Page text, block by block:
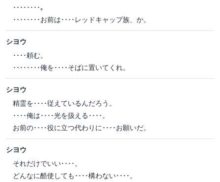
････････。
････････お前は････レッドキャップ族、か。
シヨウ
････頼む。
････････俺を････そばに置いてくれ。
シヨウ
精霊を････従えているんだろう。
････俺は････光を扱える････。
お前の････役に立つ代わりに････お願いだ。
シヨウ
それだけでいい････。
どんなに酷使しても････構わない････。